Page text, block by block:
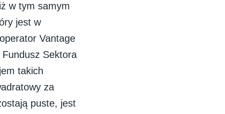
w tym samym
jest w
Vantage
Sektora
takich
za
puste, jest